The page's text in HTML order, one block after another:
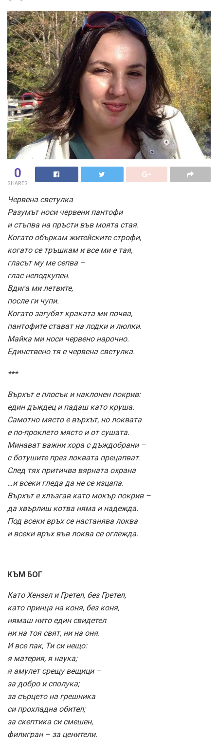
0
SHARES
Червена светулка
Разумът носи червени пантофи
и стъпва на пръсти във моята стая.
Когато объркам житейските строфи,
когато се тръшкам и все ми е тая,
гласът му ме сепва –
глас неподкупен.
Вдига ми летвите,
после ги чупи.
Когато загубят краката ми почва,
пантофите стават на лодки и люлки.
Майка ми носи червено нарочно.
Единствено тя е червена светулка.
***
Върхът е плосък и наклонен покрив:
един дъждец и падаш като круша.
Самотно място е върхът, но локвата
е по-проклето място и от сушата.
Минават важни хора с дъждобрани –
с ботушите през локвата прецапват.
След тях притичва вярната охрана
…и всеки гледа да не се изцапа.
Върхът е хлъзгав като мокър покрив –
да хвърлиш котва няма и надежда.
Под всеки връх се настанява локва
и всеки връх във локва се оглежда.
КЪМ БОГ
Като Хензел и Гретел, без Гретел,
като принца на коня, без коня,
нямаш нито един свидетел
ни на тоя свят, ни на оня.
И все пак, Ти си нещо:
я материя, я наука;
я амулет срещу вещици –
за добро и сполука;
за сърцето на грешника
си прохладна обител;
за скептика си смешен,
филигран – за ценители.